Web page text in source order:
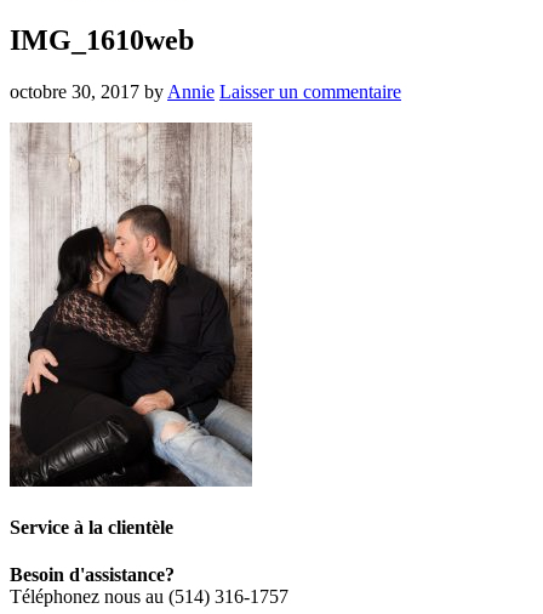
IMG_1610web
octobre 30, 2017 by Annie Laisser un commentaire
Service à la clientèle
Besoin d'assistance?
Téléphonez nous au (514) 316-1757